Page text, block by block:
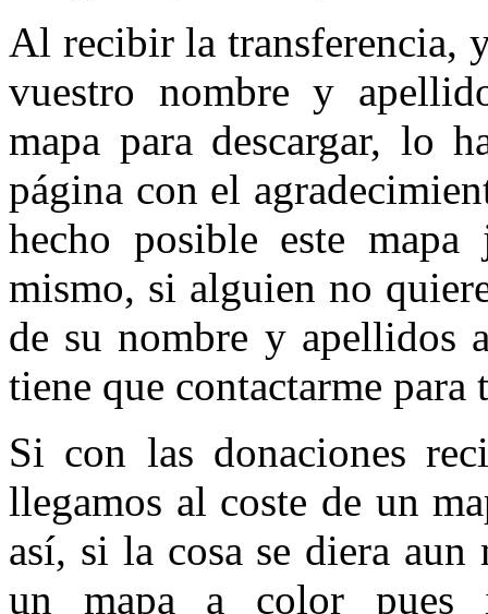
Al recibir la transferencia,
vuestro nombre y
mapa para descargar, lo
página con el
hecho posible este
mismo, si alguien no
de su nombre y apellidos
tiene que contactarme para
Si con las donaciones
llegamos al coste de un
así, si la cosa se diera
un mapa a color pues